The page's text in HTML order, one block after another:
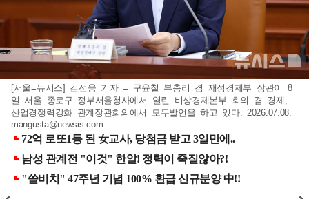
[서울=뉴시스] 김선웅 기자 = 구윤철 부총리 겸 재정경제부 장관이 8
일 서울 종로구 정부서울청사에서 열린 비상경제본부 회의 겸 경제,
산업경쟁력강화 관계장관회의에서 모두발언을 하고 있다. 2026.07.08.
mangusta@newsis.com